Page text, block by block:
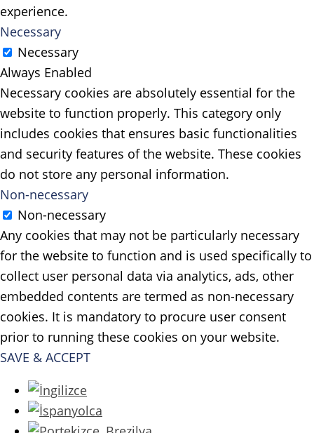
experience.
Necessary
Necessary
Always Enabled
Necessary cookies are absolutely essential for the
website to function properly. This category only
includes cookies that ensures basic functionalities
and security features of the website. These cookies
do not store any personal information.
Non-necessary
Non-necessary
Any cookies that may not be particularly necessary
for the website to function and is used specifically to
collect user personal data via analytics, ads, other
embedded contents are termed as non-necessary
cookies. It is mandatory to procure user consent
prior to running these cookies on your website.
SAVE & ACCEPT